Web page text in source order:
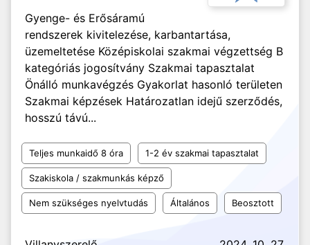
Gyenge- és Erősáramú
rendszerek kivitelezése, karbantartása,
üzemeltetése Középiskolai szakmai végzettség B
kategóriás jogosítvány Szakmai tapasztalat
Önálló munkavégzés Gyakorlat hasonló területen
Szakmai képzések Határozatlan idejű szerződés,
hosszú távú...
Teljes munkaidő 8 óra 1-2 év szakmai tapasztalat
Szakiskola / szakmunkás képző
Nem szükséges nyelvtudás Általános Beosztott